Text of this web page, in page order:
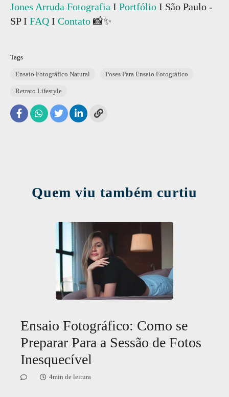
Jones Arruda Fotografia I Portfólio I São Paulo -
SP I FAQ I Contato 📸✨
Tags
Ensaio Fotográfico Natural Poses Para Ensaio Fotográfico
Retrato Lifestyle
Quem viu também curtiu
Ensaio Fotográfico: Como se
Preparar Para a Sessão de Fotos
Inesquecível
4min de leitura